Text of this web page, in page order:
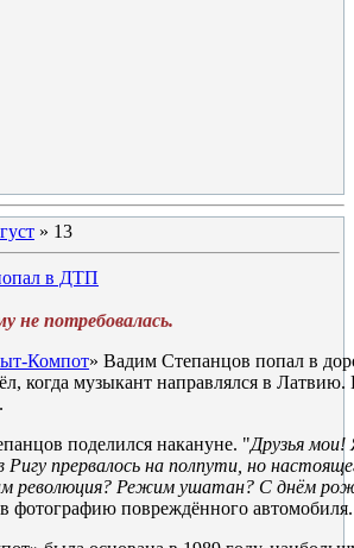
» 13
в ДТП
не потребовалась.
Компот» Вадим Степанцов попал в
когда музыкант направлялся в Латвию.
поделился накануне. "Друзья
прервалось на полпути, но
революция? Режим ушатан? С днём
фотографию повреждённого автомобиля.